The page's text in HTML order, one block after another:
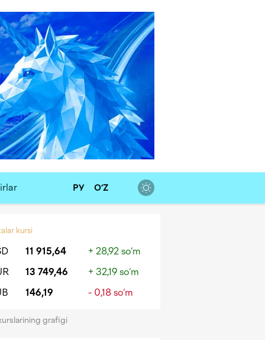
РУ O‘Z
kursi
11 915,64
+ 28,92 so‘m
13 749,46
+ 32,19 so‘m
146,19 - 0,18 so‘m
grafigi